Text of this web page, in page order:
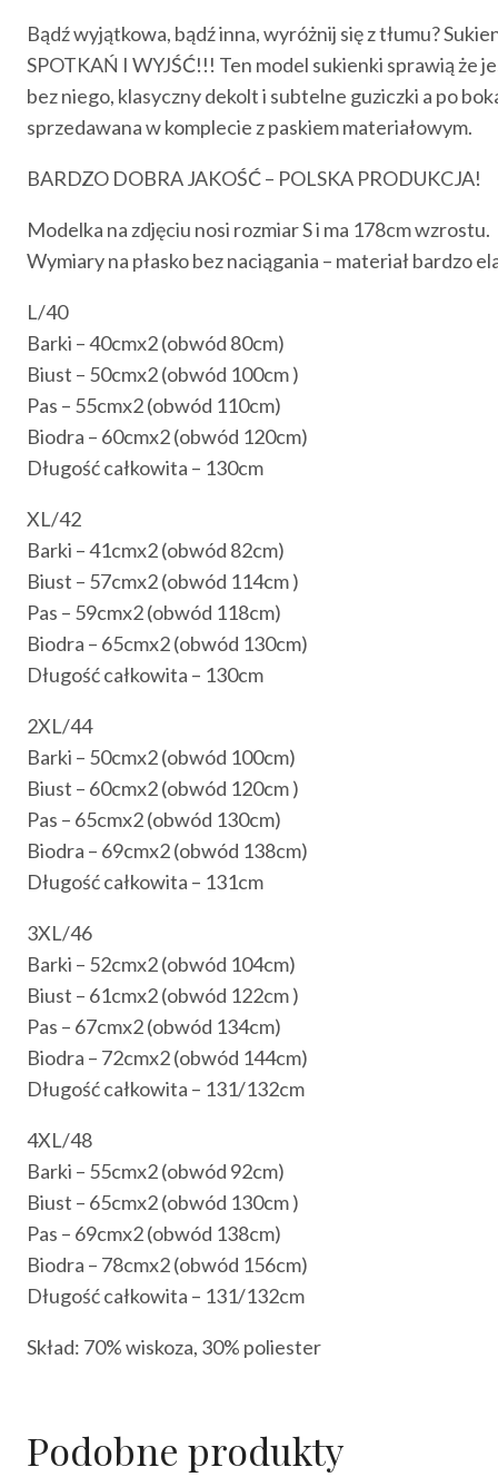
Bądź wyjątkowa, bądź inna, wyróżnij się z tłumu?
SPOTKAŃ I WYJŚĆ!!! Ten model sukienki sprawią że
bez niego, klasyczny dekolt i subtelne guziczki a po
sprzedawana w komplecie z paskiem materiałowym.
BARDZO DOBRA JAKOŚĆ – POLSKA PRODUKCJA!
Modelka na zdjęciu nosi rozmiar S i ma 178cm wzrostu.
Wymiary na płasko bez naciągania – materiał bardzo
L/40
Barki – 40cmx2 (obwód 80cm)
Biust – 50cmx2 (obwód 100cm )
Pas – 55cmx2 (obwód 110cm)
Biodra – 60cmx2 (obwód 120cm)
Długość całkowita – 130cm
XL/42
Barki – 41cmx2 (obwód 82cm)
Biust – 57cmx2 (obwód 114cm )
Pas – 59cmx2 (obwód 118cm)
Biodra – 65cmx2 (obwód 130cm)
Długość całkowita – 130cm
2XL/44
Barki – 50cmx2 (obwód 100cm)
Biust – 60cmx2 (obwód 120cm )
Pas – 65cmx2 (obwód 130cm)
Biodra – 69cmx2 (obwód 138cm)
Długość całkowita – 131cm
3XL/46
Barki – 52cmx2 (obwód 104cm)
Biust – 61cmx2 (obwód 122cm )
Pas – 67cmx2 (obwód 134cm)
Biodra – 72cmx2 (obwód 144cm)
Długość całkowita – 131/132cm
4XL/48
Barki – 55cmx2 (obwód 92cm)
Biust – 65cmx2 (obwód 130cm )
Pas – 69cmx2 (obwód 138cm)
Biodra – 78cmx2 (obwód 156cm)
Długość całkowita – 131/132cm
Skład: 70% wiskoza, 30% poliester
Podobne produkty